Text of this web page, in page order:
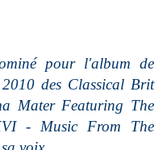
pour l'album de
des Classical Brit
Mater Featuring The
- Music From The